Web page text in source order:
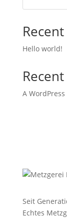
Hello world!
A
Seit
Echtes